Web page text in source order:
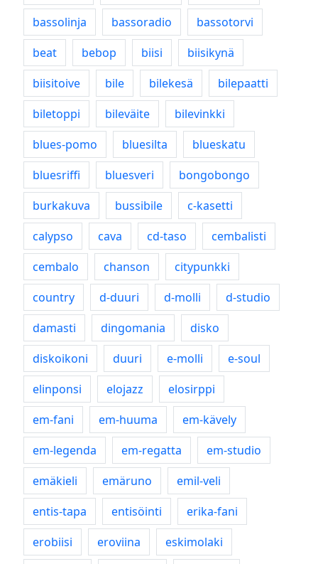
bassolinja
bassoradio
bassotorvi
beat
bebop biisi
biisikynä
biisitoive
bile bilekesä
bilepaatti
biletoppi
bileväite
bilevinkki
blues-pomo
bluesilta
blueskatu
bluesriffi
bluesveri
bongobongo
burkakuva
bussibile
c-kasetti
calypso
cava cd-taso
cembalisti
cembalo
chanson
citypunkki
country
d-duuri d-molli
d-studio
damasti
dingomania
disko
diskoikoni
duuri e-molli
e-soul
elinponsi
elojazz
elosirppi
em-fani
em-huuma
em-kävely
em-legenda
em-regatta
em-studio
emäkieli
emäruno
emil-veli
entis-tapa
entisöinti
erika-fani
erobiisi
eroviina
eskimolaki